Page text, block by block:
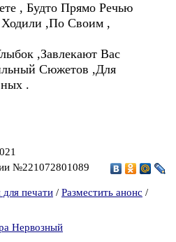
, Будто Прямо Речью
,По Своим ,
,Завлекают Вас
Сюжетов ,Для
.
№221072801089
для печати / Разместить анонс /
Нервозный